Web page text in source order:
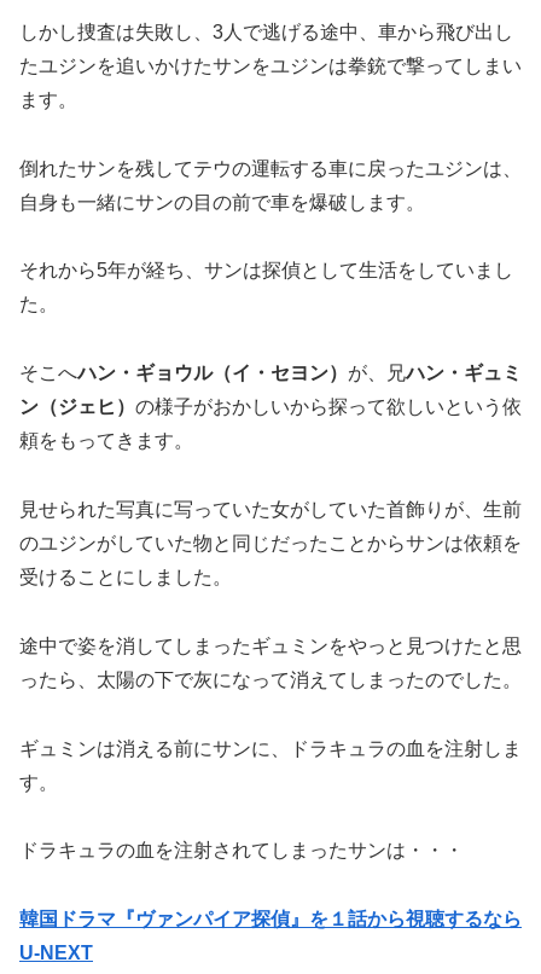
しかし捜査は失敗し、3人で逃げる途中、車から飛び出し
たユジンを追いかけたサンをユジンは拳銃で撃ってしまい
ます。
倒れたサンを残してテウの運転する車に戻ったユジンは、
自身も一緒にサンの目の前で車を爆破します。
それから5年が経ち、サンは探偵として生活をしていまし
た。
そこへハン・ギョウル（イ・セヨン） が、兄ハン・ギュミ
ン（ジェヒ） の様子がおかしいから探って欲しいという依
頼をもってきます。
見せられた写真に写っていた女がしていた首飾りが、生前
のユジンがしていた物と同じだったことからサンは依頼を
受けることにしました。
途中で姿を消してしまったギュミンをやっと見つけたと思
ったら、太陽の下で灰になって消えてしまったのでした。
ギュミンは消える前にサンに、ドラキュラの血を注射しま
す。
ドラキュラの血を注射されてしまったサンは・・・
韓国ドラマ『ヴァンパイア探偵』を１話から視聴するなら
U-NEXT